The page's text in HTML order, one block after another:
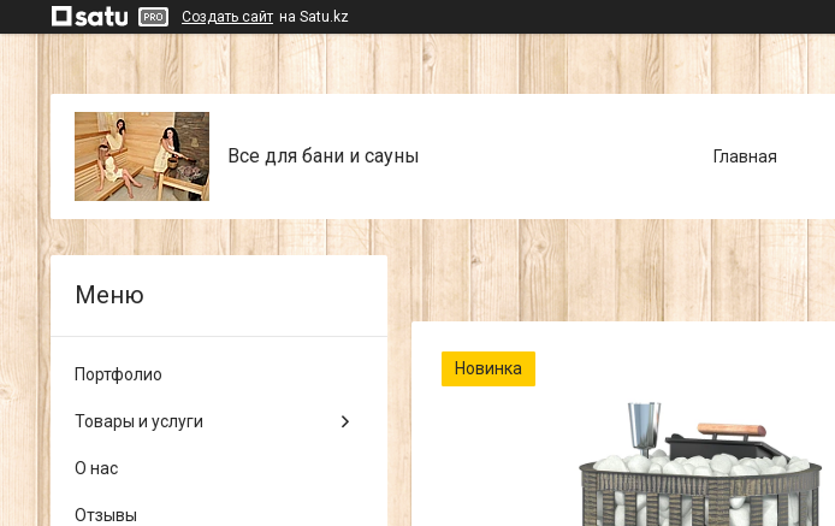
Создать сайт на Satu.kz
Все для бани и сауны Главная
Новинка
Портфолио
Товары и услуги
О нас
Отзывы